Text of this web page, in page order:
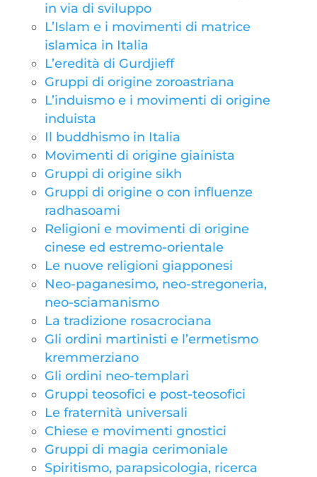
in via di sviluppo
L’Islam e i movimenti di matrice
islamica in Italia
L’eredità di Gurdjieff
Gruppi di origine zoroastriana
L’induismo e i movimenti di origine
induista
Il buddhismo in Italia
Movimenti di origine giainista
Gruppi di origine sikh
Gruppi di origine o con influenze
radhasoami
Religioni e movimenti di origine
cinese ed estremo-orientale
Le nuove religioni giapponesi
Neo-paganesimo, neo-stregoneria,
neo-sciamanismo
La tradizione rosacrociana
Gli ordini martinisti e l’ermetismo
kremmerziano
Gli ordini neo-templari
Gruppi teosofici e post-teosofici
Le fraternità universali
Chiese e movimenti gnostici
Gruppi di magia cerimoniale
Spiritismo, parapsicologia, ricerca